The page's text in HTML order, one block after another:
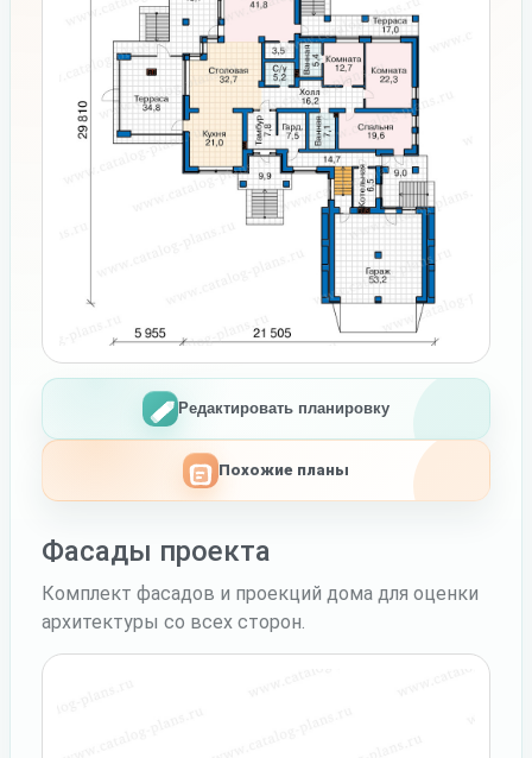
Редактировать планировку
Похожие планы
Фасады проекта
Комплект фасадов и проекций дома для оценки
архитектуры со всех сторон.